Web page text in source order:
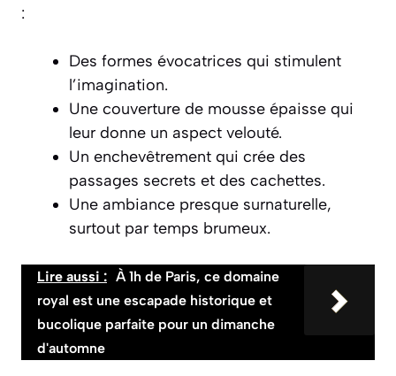
:
Des formes évocatrices qui stimulent
l’imagination.
Une couverture de mousse épaisse qui
leur donne un aspect velouté.
Un enchevêtrement qui crée des
passages secrets et des cachettes.
Une ambiance presque surnaturelle,
surtout par temps brumeux.
Lire aussi : À 1h de Paris, ce domaine
royal est une escapade historique et
bucolique parfaite pour un dimanche
d'automne